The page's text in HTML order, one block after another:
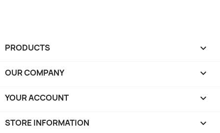
PRODUCTS 
OUR COMPANY 
YOUR ACCOUNT 
STORE INFORMATION keyboard_arrow_down